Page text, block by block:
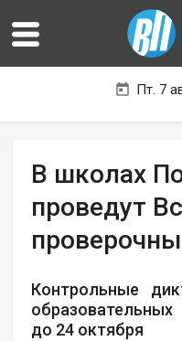
Пт. 7
В школах
проведут
Контрольные
до 24 октября